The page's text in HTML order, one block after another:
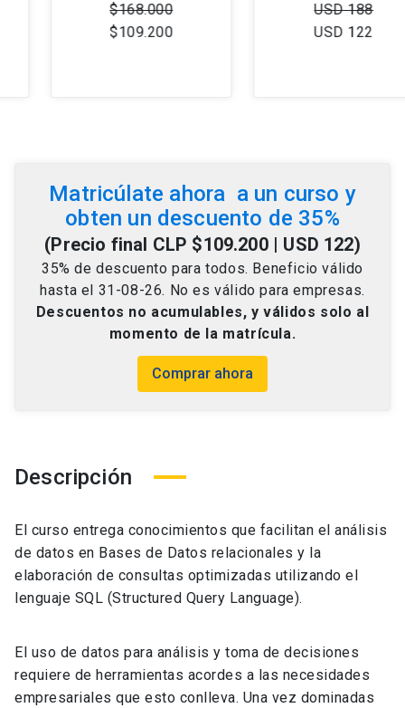
$168.000
$109.200
USD 188
USD 122
Matricúlate ahora a un curso y
obten un descuento de 35%
(Precio final CLP $109.200 | USD 122)
35% de descuento para todos. Beneficio válido
hasta el 31-08-26. No es válido para empresas.
Descuentos no acumulables, y válidos solo al
momento de la matrícula.
Comprar ahora
Descripción
El curso entrega conocimientos que facilitan el análisis
de datos en Bases de Datos relacionales y la
elaboración de consultas optimizadas utilizando el
lenguaje SQL (Structured Query Language).
El uso de datos para análisis y toma de decisiones
requiere de herramientas acordes a las necesidades
empresariales que esto conlleva. Una vez dominadas